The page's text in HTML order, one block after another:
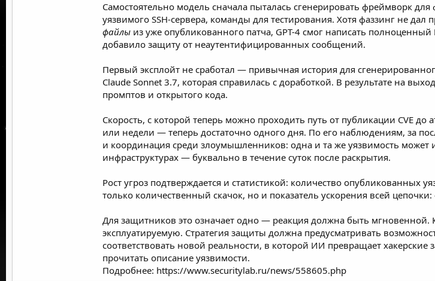
Самостоятельно модель сначала пыталась сгенерировать фреймворк
уязвимого SSH-сервера, команды для тестирования. Хотя фаззинг не
файлы из уже опубликованного патча, GPT-4 смог написать
добавило защиту от неаутентифицированных сообщений.
Первый эксплойт не сработал — привычная история для
Claude Sonnet 3.7, которая справилась с доработкой. В результате на
промптов и открытого кода.
Скорость, с которой теперь можно проходить путь от публикации CVE
или недели — теперь достаточно одного дня. По его наблюдениям, за
и координация среди злоумышленников: одна и та же уязвимость может
инфраструктурах — буквально в течение суток после раскрытия.
Рост угроз подтверждается и статистикой: количество опубликованных
только количественный скачок, но и показатель ускорения всей
Для защитников это означает одно — реакция должна быть
эксплуатируемую. Стратегия защиты должна предусматривать
соответствовать новой реальности, в которой ИИ превращает
прочитать описание уязвимости.
Подробнее: https://www.securitylab.ru/news/558605.php